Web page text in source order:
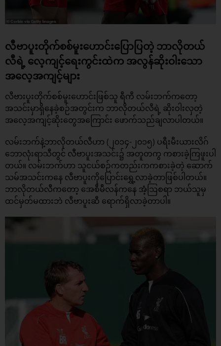
လီဗာပူးတိုက်စစ်မူးဟောင်းပြောပြတဲ့ ဘာလိုတယ်
လီရဲ့ လေ့ကျင့်ရေးကွင်းထဲက အလွန်ဆိုးဝါးသော
အလေ့အကျင့်များ
လီဗားပူးတိုက်စစ်မူးဟောင်းဖြစ်သူ ရီကီ လမ်းဘက်ကတော့
အသင်းမှာရှိနေခဲ့စဉ်အတွင်းက ဘာလိုတယ်လီရဲ့ ဆိုးဝါးလှတဲ့
အလေ့အကျင့်ဆိုးတွေအကြောင်း ဖောက်သည်ချလာပါတယ်။
လမ်းဘက်နဲ့ဘာလိုတယ်လီဟာ (၂၀၁၄-၂၀၁၅) ပရီးမီးယားလိဂ်
ဘောလုံးရာသီတွင် လီဗာပူးအသင်း၌ အတူတကွ ကစားခဲ့ကြဖူးပါ
တယ်။ လမ်းဘက်ဟာ သူငယ်စဉ်ကတည်းကကစားခဲ့တဲ့ ဆောက်
သမ်အသင်းကနေ လီဗာပူးကိုပြောင်းရွှေ့လာခဲ့တာဖြစ်ပါတယ်။
ဘာလိုတယ်လီကတော့ အေစီမီလန်ကနေ အံ့ဩစရာ ဘယ်သူမှ
ထင်မှတ်မထားဘဲ လီဗာပူးဆီ ရောက်ရှိလာခဲ့တာပါ။